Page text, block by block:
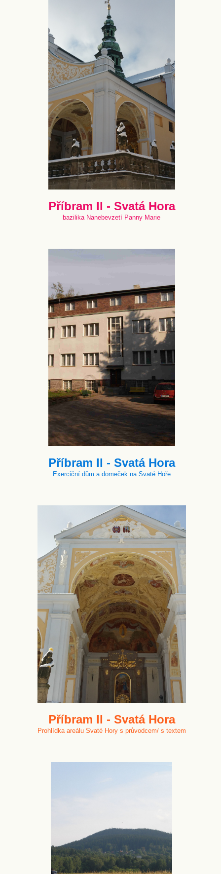
Příbram II - Svatá Hora
bazilika Nanebevzetí Panny Marie
Příbram II - Svatá Hora
Exerciční dům a domeček na Svaté Hoře
Příbram II - Svatá Hora
Prohlídka areálu Svaté Hory s průvodcem/ s textem